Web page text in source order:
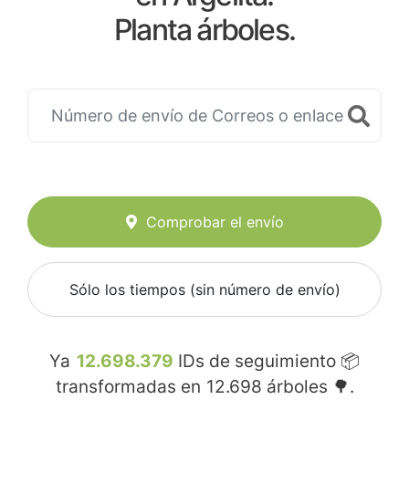
Planta árboles.
Comprobar el envío
Sólo los tiempos (sin número de envío)
Ya 12.698.379 IDs de seguimiento 📦
transformadas en 12.698 árboles 🌳.